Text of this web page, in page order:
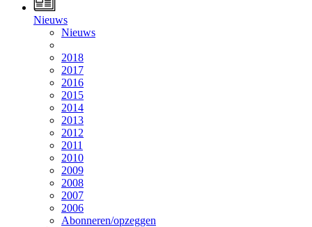
Nieuws
Nieuws
2018
2017
2016
2015
2014
2013
2012
2011
2010
2009
2008
2007
2006
Abonneren/opzeggen